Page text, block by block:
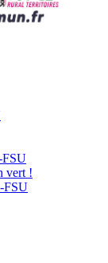
FSU
vert !
FSU